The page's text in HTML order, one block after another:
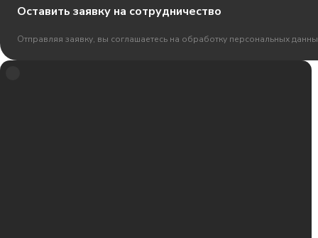
Оставить заявку на сотрудничество
Отправляя заявку, вы соглашаетесь на обработку персональных